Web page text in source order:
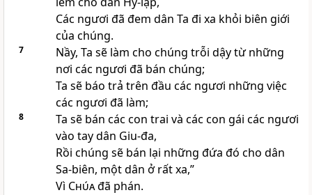
Các ngươi đã đem dân Ta đi xa khỏi biên giới
của chúng.
7
Nầy, Ta sẽ làm cho chúng trỗi dậy từ những
nơi các ngươi đã bán chúng;
Ta sẽ báo trả trên đầu các ngươi những việc
các ngươi đã làm;
8
Ta sẽ bán các con trai và các con gái các ngươi
vào tay dân Giu-đa,
Rồi chúng sẽ bán lại những đứa đó cho dân
Sa-biên, một dân ở rất xa,”
Vì Chúađã phán.